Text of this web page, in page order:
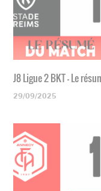
J8 Ligue 2 BKT - Le
29/09/2025